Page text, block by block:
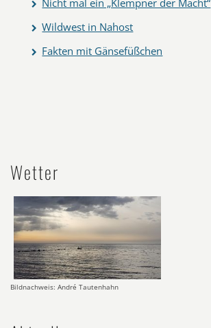
Nicht mal ein „Klempner der Macht“
Wildwest in Nahost
Fakten mit Gänsefüßchen
Wetter
Bildnachweis: André Tautenhahn